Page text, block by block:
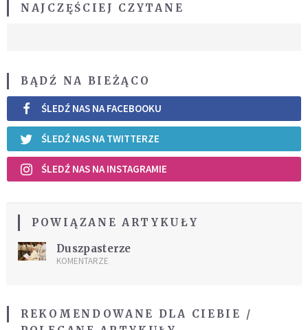
NAJCZĘŚCIEJ CZYTANE
BĄDŹ NA BIEŻĄCO
ŚLEDŹ NAS NA FACEBOOKU
ŚLEDŹ NAS NA TWITTERZE
ŚLEDŹ NAS NA INSTAGRAMIE
POWIĄZANE ARTYKUŁY
Duszpasterze
KOMENTARZE
REKOMENDOWANE DLA CIEBIE /